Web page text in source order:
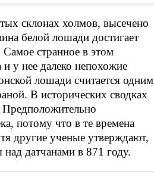
склонах холмов, высечено
белой лошади достигает
странное в этом
у нее далеко непохожие
лошади считается одним
В исторических сводках
потому что в те времена
другие ученые утверждают,
над датчанами в 871 году.